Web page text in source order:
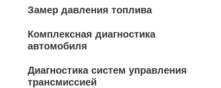
Замер давления топлива
Комплексная диагностика
автомобиля
Диагностика систем управления
трансмиссией